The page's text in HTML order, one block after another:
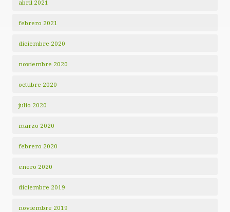
abril 2021
febrero 2021
diciembre 2020
noviembre 2020
octubre 2020
julio 2020
marzo 2020
febrero 2020
enero 2020
diciembre 2019
noviembre 2019